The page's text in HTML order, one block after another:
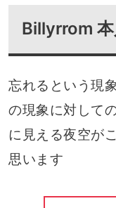
Billyrrom
忘れるという現
の現象に対して
に見える夜空が
思います